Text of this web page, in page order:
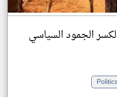
الجمود السياسي